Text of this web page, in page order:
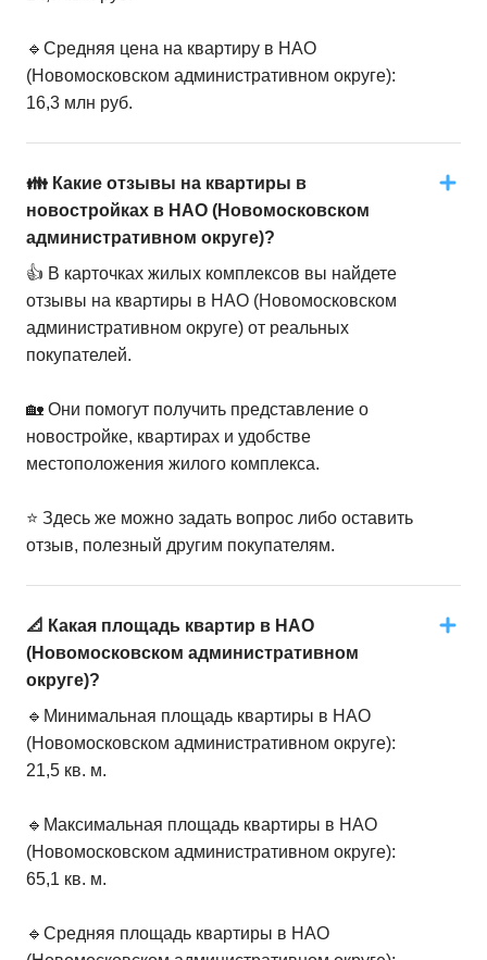
🔹Средняя цена на квартиру в НАО
(Новомосковском административном округе):
16,3 млн руб.
👪 Какие отзывы на квартиры в
новостройках в НАО (Новомосковском
административном округе)?
👍 В карточках жилых комплексов вы найдете
отзывы на квартиры в НАО (Новомосковском
административном округе) от реальных
покупателей.
🏡 Они помогут получить представление о
новостройке, квартирах и удобстве
местоположения жилого комплекса.
⭐️ Здесь же можно задать вопрос либо оставить
отзыв, полезный другим покупателям.
📐 Какая площадь квартир в НАО
(Новомосковском административном
округе)?
🔹Минимальная площадь квартиры в НАО
(Новомосковском административном округе):
21,5 кв. м.
🔹Максимальная площадь квартиры в НАО
(Новомосковском административном округе):
65,1 кв. м.
🔹Средняя площадь квартиры в НАО